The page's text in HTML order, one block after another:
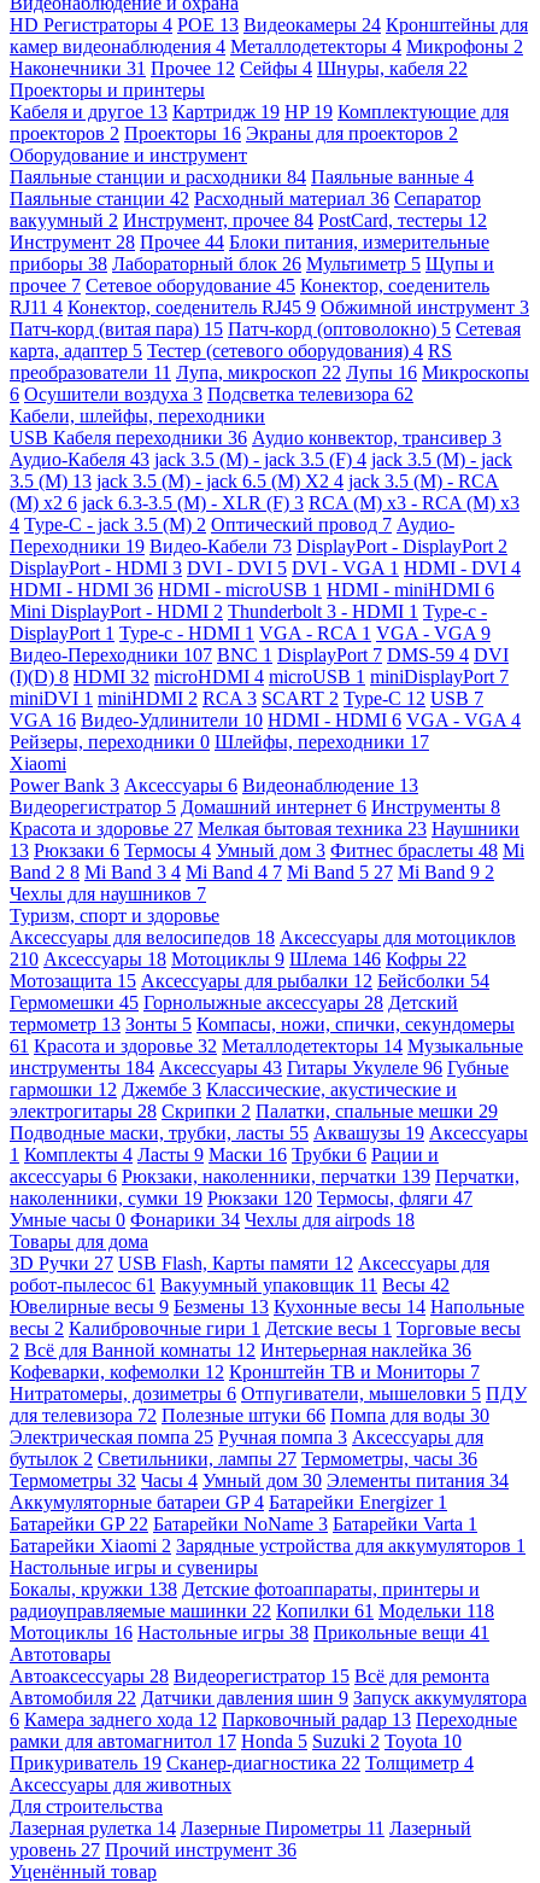
HD Регистраторы 4 POE 13 Видеокамеры 24 Кронштейны для
камер видеонаблюдения 4 Металлодетекторы 4 Микрофоны 2
Наконечники 31 Прочее 12 Сейфы 4 Шнуры, кабеля 22
Проекторы и принтеры
Кабеля и другое 13 Картридж 19 HP 19 Комплектующие для
проекторов 2 Проекторы 16 Экраны для проекторов 2
Оборудование и инструмент
Паяльные станции и расходники 84 Паяльные ванные 4
Паяльные станции 42 Расходный материал 36 Сепаратор
вакуумный 2 Инструмент, прочее 84 PostCard, тестеры 12
Инструмент 28 Прочее 44 Блоки питания, измерительные
приборы 38 Лабораторный блок 26 Мультиметр 5 Щупы и
прочее 7 Сетевое оборудование 45 Конектор, соеденитель
RJ11 4 Конектор, соеденитель RJ45 9 Обжимной инструмент 3
Патч-корд (витая пара) 15 Патч-корд (оптоволокно) 5 Сетевая
карта, адаптер 5 Тестер (сетевого оборудования) 4 RS
преобразователи 11 Лупа, микроскоп 22 Лупы 16 Микроскопы
6 Осушители воздуха 3 Подсветка телевизора 62
Кабели, шлейфы, переходники
USB Кабеля переходники 36 Аудио конвектор, трансивер 3
Аудио-Кабеля 43 jack 3.5 (M) - jack 3.5 (F) 4 jack 3.5 (M) - jack
3.5 (M) 13 jack 3.5 (M) - jack 6.5 (M) X2 4 jack 3.5 (M) - RCA
(M) x2 6 jack 6.3-3.5 (M) - XLR (F) 3 RCA (M) x3 - RCA (M) x3
4 Type-C - jack 3.5 (M) 2 Оптический провод 7 Аудио-
Переходники 19 Видео-Кабели 73 DisplayPort - DisplayPort 2
DisplayPort - HDMI 3 DVI - DVI 5 DVI - VGA 1 HDMI - DVI 4
HDMI - HDMI 36 HDMI - microUSB 1 HDMI - miniHDMI 6
Mini DisplayPort - HDMI 2 Thunderbolt 3 - HDMI 1 Type-c -
DisplayPort 1 Type-c - HDMI 1 VGA - RCA 1 VGA - VGA 9
Видео-Переходники 107 BNC 1 DisplayPort 7 DMS-59 4 DVI
(I)(D) 8 HDMI 32 microHDMI 4 microUSB 1 miniDisplayPort 7
miniDVI 1 miniHDMI 2 RCA 3 SCART 2 Type-C 12 USB 7
VGA 16 Видео-Удлинители 10 HDMI - HDMI 6 VGA - VGA 4
Рейзеры, переходники 0 Шлейфы, переходники 17
Xiaomi
Power Bank 3 Аксессуары 6 Видеонаблюдение 13
Видеорегистратор 5 Домашний интернет 6 Инструменты 8
Красота и здоровье 27 Мелкая бытовая техника 23 Наушники
13 Рюкзаки 6 Термосы 4 Умный дом 3 Фитнес браслеты 48 Mi
Band 2 8 Mi Band 3 4 Mi Band 4 7 Mi Band 5 27 Mi Band 9 2
Чехлы для наушников 7
Туризм, спорт и здоровье
Аксессуары для велосипедов 18 Аксессуары для мотоциклов
210 Аксессуары 18 Мотоциклы 9 Шлема 146 Кофры 22
Мотозащита 15 Аксессуары для рыбалки 12 Бейсболки 54
Гермомешки 45 Горнолыжные аксессуары 28 Детский
термометр 13 Зонты 5 Компасы, ножи, спички, секундомеры
61 Красота и здоровье 32 Металлодетекторы 14 Музыкальные
инструменты 184 Аксессуары 43 Гитары Укулеле 96 Губные
гармошки 12 Джембе 3 Классические, акустические и
электрогитары 28 Скрипки 2 Палатки, спальные мешки 29
Подводные маски, трубки, ласты 55 Аквашузы 19 Аксессуары
1 Комплекты 4 Ласты 9 Маски 16 Трубки 6 Рации и
аксессуары 6 Рюкзаки, наколенники, перчатки 139 Перчатки,
наколенники, сумки 19 Рюкзаки 120 Термосы, фляги 47
Умные часы 0 Фонарики 34 Чехлы для airpods 18
Товары для дома
3D Ручки 27 USB Flash, Карты памяти 12 Аксессуары для
робот-пылесос 61 Вакуумный упаковщик 11 Весы 42
Ювелирные весы 9 Безмены 13 Кухонные весы 14 Напольные
весы 2 Калибровочные гири 1 Детские весы 1 Торговые весы
2 Всё для Ванной комнаты 12 Интерьерная наклейка 36
Кофеварки, кофемолки 12 Кронштейн ТВ и Мониторы 7
Нитратомеры, дозиметры 6 Отпугиватели, мышеловки 5 ПДУ
для телевизора 72 Полезные штуки 66 Помпа для воды 30
Электрическая помпа 25 Ручная помпа 3 Аксессуары для
бутылок 2 Светильники, лампы 27 Термометры, часы 36
Термометры 32 Часы 4 Умный дом 30 Элементы питания 34
Аккумуляторные батареи GP4 Батарейки Energizer 1
Батарейки GP 22 Батарейки NoName 3 Батарейки Varta 1
Батарейки Xiaomi 2 Зарядные устройства для аккумуляторов 1
Настольные игры и сувениры
Бокалы, кружки 138 Детские фотоаппараты, принтеры и
радиоуправляемые машинки 22 Копилки 61 Модельки 118
Мотоциклы 16 Настольные игры 38 Прикольные вещи 41
Автотовары
Автоаксессуары 28 Видеорегистратор 15 Всё для ремонта
Автомобиля 22 Датчики давления шин 9 Запуск аккумулятора
6 Камера заднего хода 12 Парковочный радар 13 Переходные
рамки для автомагнитол 17 Honda 5 Suzuki 2 Toyota 10
Прикуриватель 19 Сканер-диагностика 22 Толщиметр 4
Аксессуары для животных
Для строительства
Лазерная рулетка 14 Лазерные Пирометры 11 Лазерный
уровень 27 Прочий инструмент 36
Уценённый товар